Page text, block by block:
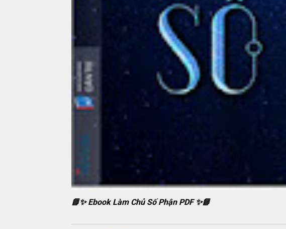
📘✨ Ebook Làm Chủ Số Phận PDF ✨📘